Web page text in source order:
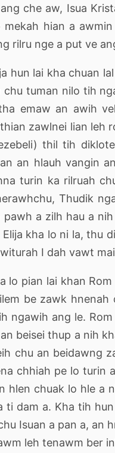
che aw, Isua
hian a
rilru nge a put ve
hun lai kha chuan
chu tuman nilo tih
emaw an awih
zawlnei lian leh
thil tih
an hlauh vangin
turin ka rilruah
Thudik
a zilh hau a
kha lo ni la, thu
I dah vawt
lo pian lai khan
be zawk
ngawih ang le.
beisei thup a nih
chu an beidawng
chhiah pe lo turin
hlen chuak lo hle a
ti dam a. Kha tih
Isuan a pan a, an
leh tenawm ber